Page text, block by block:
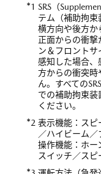
*1 SRS（
テム（補助拘
横方向や後方か
正面からの衝
ン＆フロント
感知した場合、
方からの衝突時
ん。すべての
での補助拘束装
ください。
*2 表示機能：スピ
／ハイビーム／
操作機能：ホー
スイッチ／スピ